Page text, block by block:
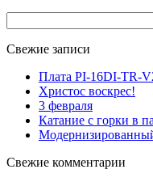
Свежие записи
Плата PI-16DI-TR-
Христос воскрес!
3 февраля
Катание с горки в
Свежие комментарии